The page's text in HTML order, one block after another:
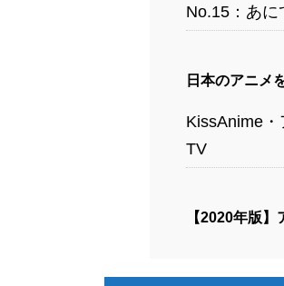
No.15：あに
日本のアニメ
KissAnime
TV
【2020年版